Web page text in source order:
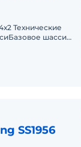
Технические
шасси
SS1956